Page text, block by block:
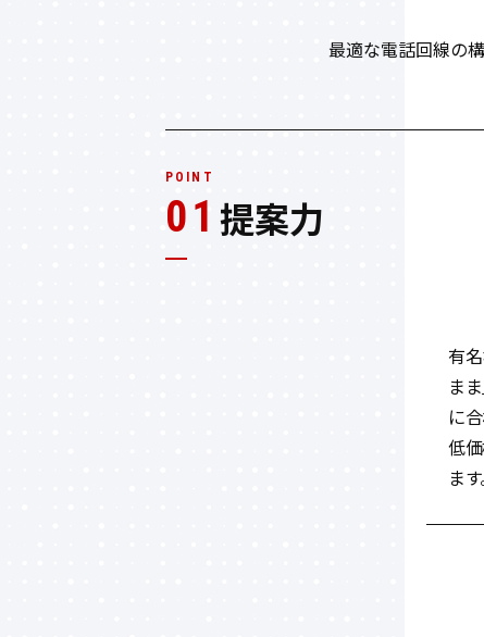
最適な電話回線の
01
POINT
提案力
有
ま
に
低
ます